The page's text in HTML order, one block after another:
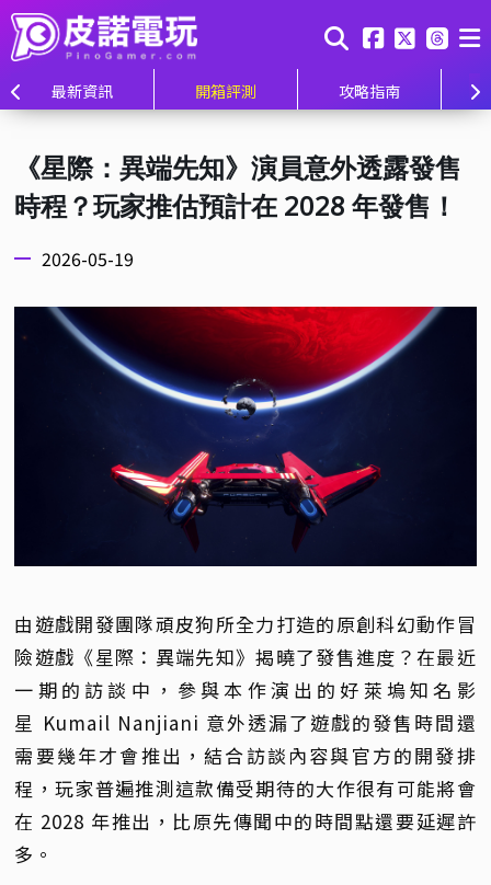
最新資訊 開箱評測 攻略指南
《星際：異端先知》演員意外透露發售
時程？玩家推估預計在 2028 年發售！
2026-05-19
由遊戲開發團隊頑皮狗所全力打造的原創科幻動作冒
險遊戲《星際：異端先知》揭曉了發售進度？在最近
一期的訪談中，參與本作演出的好萊塢知名影
星 Kumail Nanjiani 意外透漏了遊戲的發售時間還
需要幾年才會推出，結合訪談內容與官方的開發排
程，玩家普遍推測這款備受期待的大作很有可能將會
在 2028 年推出，比原先傳聞中的時間點還要延遲許
多。